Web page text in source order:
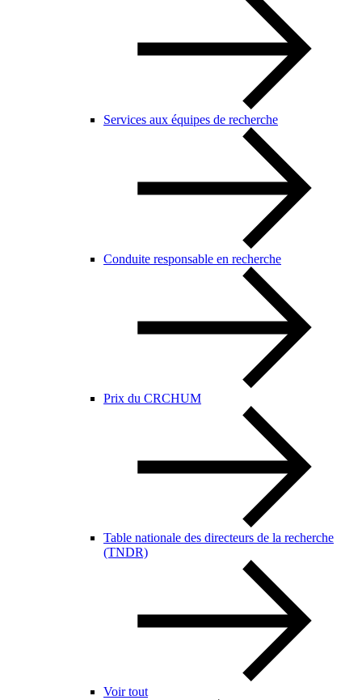
Services aux équipes de recherche
Conduite responsable en recherche
Prix du CRCHUM
Table nationale des directeurs de la recherche
(TNDR)
Voir tout